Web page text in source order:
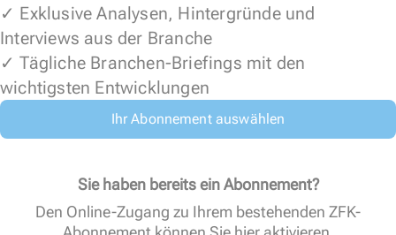
✓ Exklusive Analysen, Hintergründe und
Interviews aus der Branche
✓ Tägliche Branchen-Briefings mit den
wichtigsten Entwicklungen
Ihr Abonnement auswählen
Sie haben bereits ein Abonnement?
Den Online-Zugang zu Ihrem bestehenden ZFK-